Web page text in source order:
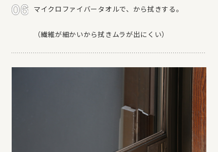
マイクロファイバータオルで、から拭きする。
（繊維が細かいから拭きムラが出にくい）